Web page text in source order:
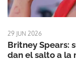
29 JUN 2026
Britney Spears:
dan el salto a la